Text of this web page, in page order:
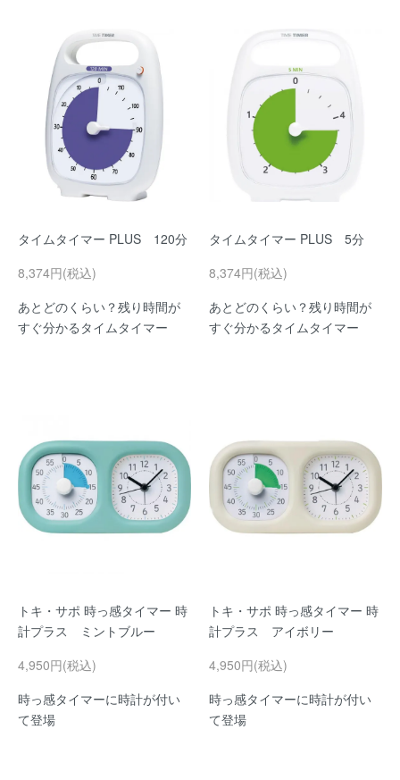
タイムタイマー PLUS 120分
8,374円(税込)
あとどのくらい？残り時間が
すぐ分かるタイムタイマー
タイムタイマー PLUS 5分
8,374円(税込)
あとどのくらい？残り時間が
すぐ分かるタイムタイマー
トキ・サポ 時っ感タイマー 時
計プラス ミントブルー
4,950円(税込)
時っ感タイマーに時計が付い
て登場
トキ・サポ 時っ感タイマー 時
計プラス アイボリー
4,950円(税込)
時っ感タイマーに時計が付い
て登場